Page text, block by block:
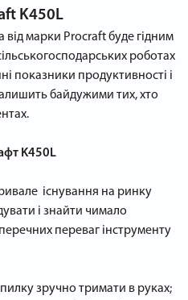
K450L
від марки Procraft буде гідним
роботах
показники продуктивності і
байдужими тих, хто
K450L
існування на ринку
і знайти чимало
переваг інструменту
зручно тримати в руках;